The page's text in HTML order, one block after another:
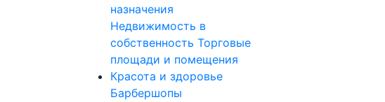
назначения
Недвижимость в
собственность Торговые
площади и помещения
Красота и здоровье
Барбершопы